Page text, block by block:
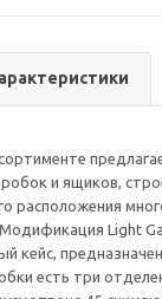
и ящиков,
расположения
Light
кейс,
есть три